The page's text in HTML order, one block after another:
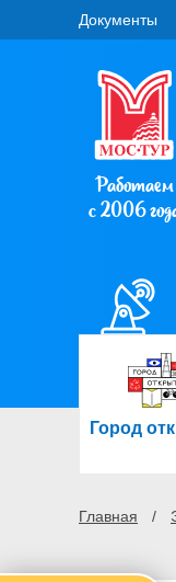
Документы
Работаем
с 2006
Город
Главная